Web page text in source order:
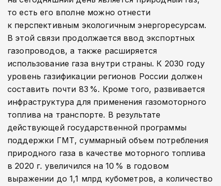
то есть его вполне можно отнести
к перспективным экологичным энергоресурсам.
В этой связи продолжается ввод экспортных
газопроводов, а также расширяется
использование газа внутри страны. К 2030 году
уровень газификации регионов России должен
составить почти 83 %. Кроме того, развивается
инфраструктура для применения газомоторного
топлива на транспорте. В результате
действующей государственной программы
поддержки ГМТ, суммарный объем потребления
природного газа в качестве моторного топлива
в 2020 г. увеличился на 10 % в годовом
выражении до 1,1 млрд кубометров, а количество